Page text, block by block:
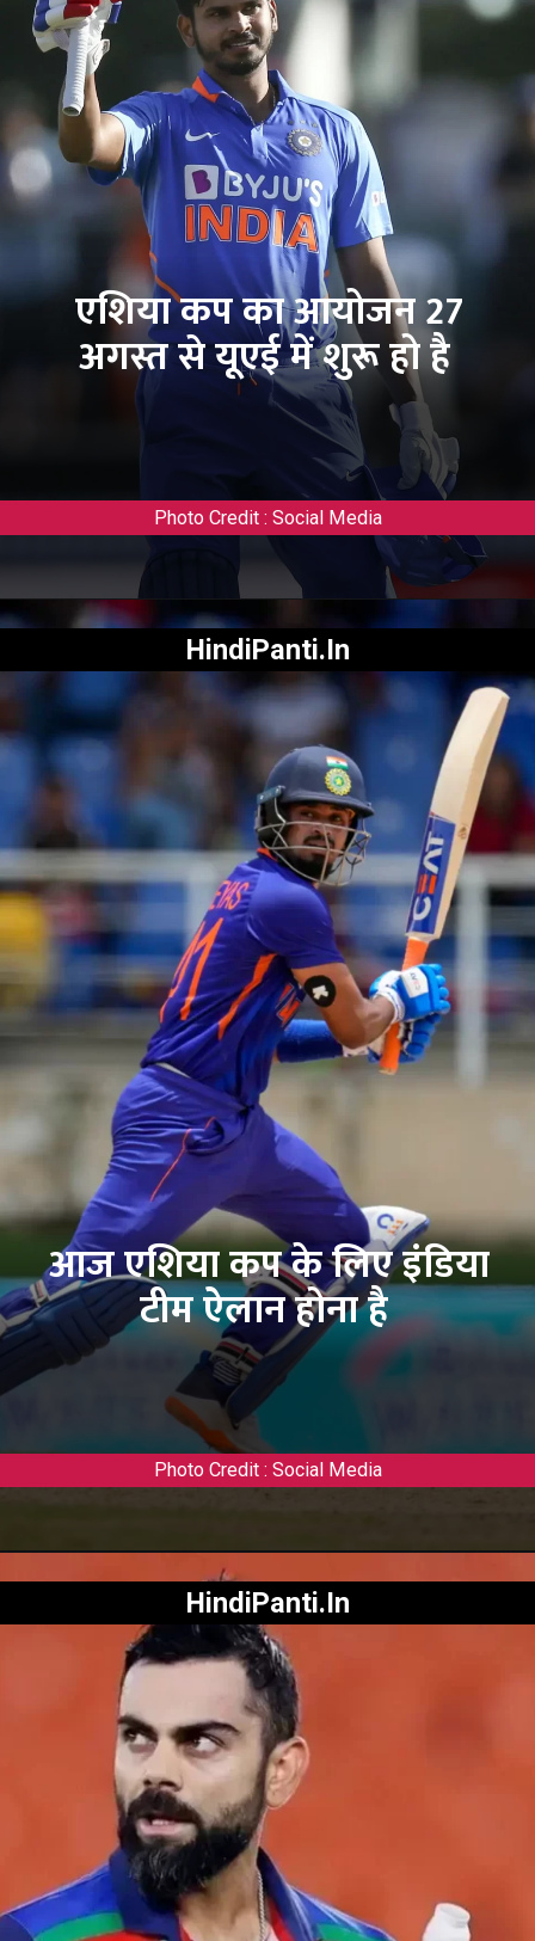
Photo Credit : Social Media
एशिया कप का आयोजन 27
अगस्त से यूएई में शुरू हो है
Photo Credit : Social Media
HindiPanti.In
आज एशिया कप के लिए इंडिया
टीम ऐलान होना है
HindiPanti.In